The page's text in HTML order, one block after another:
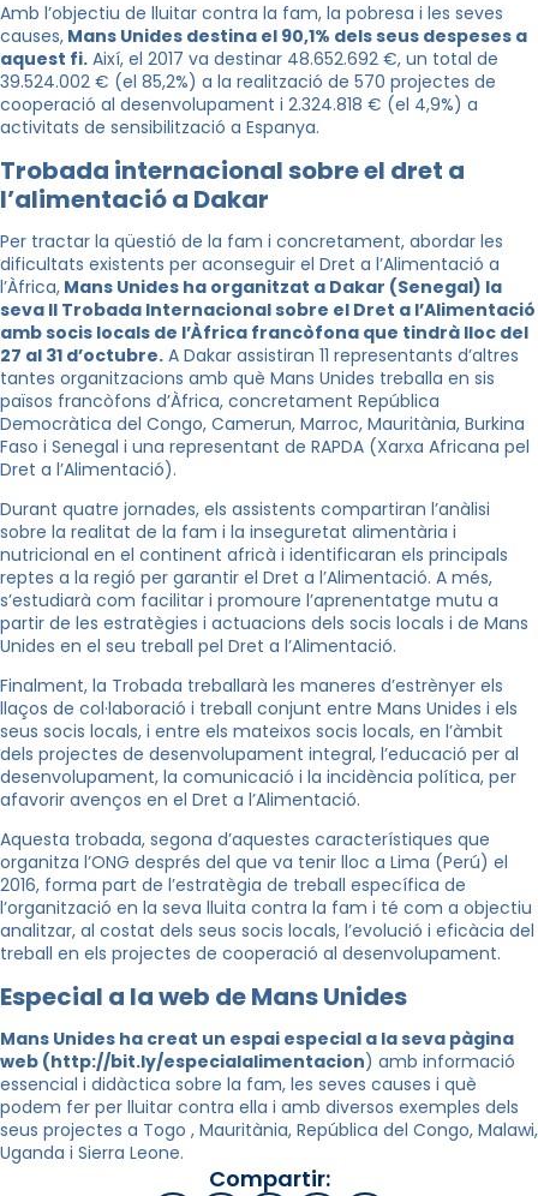
Amb l’objectiu de lluitar contra la fam, la pobresa i les seves
causes, Mans Unides destina el 90,1% dels seus despeses a
aquest fi. Així, el 2017 va destinar 48.652.692 €, un total de
39.524.002 € (el 85,2%) a la realització de 570 projectes de
cooperació al desenvolupament i 2.324.818 € (el 4,9%) a
activitats de sensibilització a Espanya.
Trobada internacional sobre el dret a
l’alimentació a Dakar
Per tractar la qüestió de la fam i concretament, abordar les
dificultats existents per aconseguir el Dret a l’Alimentació a
l’Àfrica, Mans Unides ha organitzat a Dakar (Senegal) la
seva II Trobada Internacional sobre el Dret a l’Alimentació
amb socis locals de l’Àfrica francòfona que tindrà lloc del
27 al 31 d’octubre. A Dakar assistiran 11 representants d’altres
tantes organitzacions amb què Mans Unides treballa en sis
països francòfons d’Àfrica, concretament República
Democràtica del Congo, Camerun, Marroc, Mauritània, Burkina
Faso i Senegal i una representant de RAPDA (Xarxa Africana pel
Dret a l’Alimentació).
Durant quatre jornades, els assistents compartiran l’anàlisi
sobre la realitat de la fam i la inseguretat alimentària i
nutricional en el continent africà i identificaran els principals
reptes a la regió per garantir el Dret a l’Alimentació. A més,
s’estudiarà com facilitar i promoure l’aprenentatge mutu a
partir de les estratègies i actuacions dels socis locals i de Mans
Unides en el seu treball pel Dret a l’Alimentació.
Finalment, la Trobada treballarà les maneres d’estrènyer els
llaços de col·laboració i treball conjunt entre Mans Unides i els
seus socis locals, i entre els mateixos socis locals, en l’àmbit
dels projectes de desenvolupament integral, l’educació per al
desenvolupament, la comunicació i la incidència política, per
afavorir avenços en el Dret a l’Alimentació.
Aquesta trobada, segona d’aquestes característiques que
organitza l’ONG després del que va tenir lloc a Lima (Perú) el
2016, forma part de l’estratègia de treball específica de
l’organització en la seva lluita contra la fam i té com a objectiu
analitzar, al costat dels seus socis locals, l’evolució i eficàcia del
treball en els projectes de cooperació al desenvolupament.
Especial a la web de Mans Unides
Mans Unides ha creat un espai especial a la seva pàgina
web (http://bit.ly/especialalimentacion) amb informació
essencial i didàctica sobre la fam, les seves causes i què
podem fer per lluitar contra ella i amb diversos exemples dels
seus projectes a Togo , Mauritània, República del Congo, Malawi,
Uganda i Sierra Leone.
Compartir: